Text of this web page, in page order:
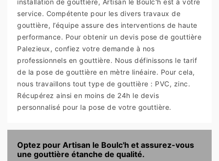
service. Compétente pour les divers travaux de
gouttière, l’équipe assure des interventions de haute
performance. Pour obtenir un devis pose de gouttière
Palezieux, confiez votre demande à nos
professionnels en gouttière. Nous définissons le tarif
de la pose de gouttière en mètre linéaire. Pour cela,
nous travaillons tout type de gouttière : PVC, zinc.
Récupérez ainsi en moins de 24h le devis
personnalisé pour la pose de votre gouttière.
Optez pour Artisan le Boulc'h et assurez-vous
une gouttière étanche de qualité.